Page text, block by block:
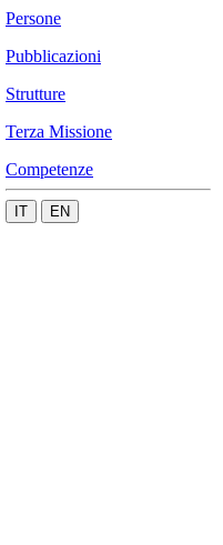
Persone
Pubblicazioni
Strutture
Terza Missione
Competenze
IT EN